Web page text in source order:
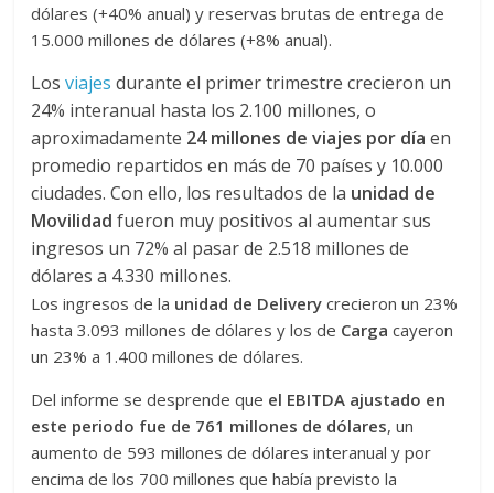
dólares (+40% anual) y reservas brutas de entrega de
15.000 millones de dólares (+8% anual).
Losviajes durante el primer trimestre crecieron un
24% interanual hasta los 2.100 millones, o
aproximadamente 24 millones de viajes por díaen
promedio repartidos en más de 70 países y 10.000
ciudades. Con ello, los resultados de la unidad de
Movilidad fueron muy positivos al aumentar sus
ingresos un 72% al pasar de 2.518 millones de
dólares a 4.330 millones.
Los ingresos de la unidad de Delivery crecieron un 23%
hasta 3.093 millones de dólares y los de Carga cayeron
un 23% a 1.400 millones de dólares.
Del informe se desprende que el EBITDA ajustado en
este periodo fue de 761 millones de dólares, un
aumento de 593 millones de dólares interanual y por
encima de los 700 millones que había previsto la